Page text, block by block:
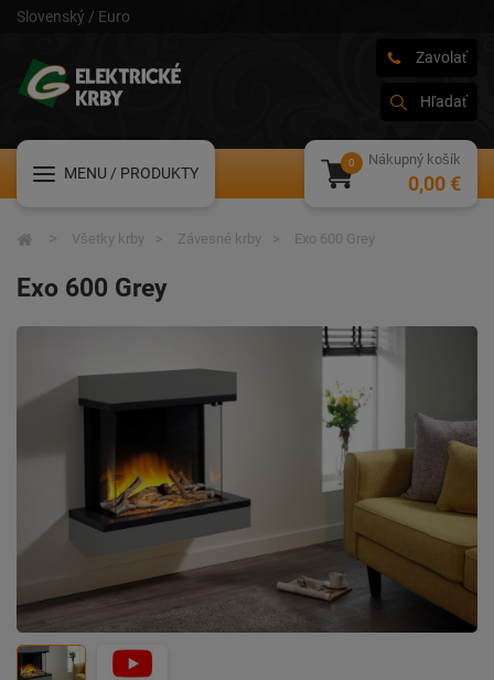
Slovenský / Euro
Zavolať
Hľadať
MENU / PRODUKTY
Nákupný košík
0,00 €
Exo 600 Grey
Všetky krby Závesné krby Exo 600 Grey